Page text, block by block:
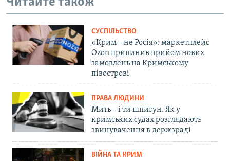
СУСПІЛЬСТВО
«Крим – не Росія»: маркетплейс
Ozon припинив прийом нових
замовлень на Кримському
півострові
ПРАВА ЛЮДИНИ
Мить – і ти шпигун. Як у
кримських судах розглядають
звинувачення в держзраді
ВІЙНА ТА КРИМ